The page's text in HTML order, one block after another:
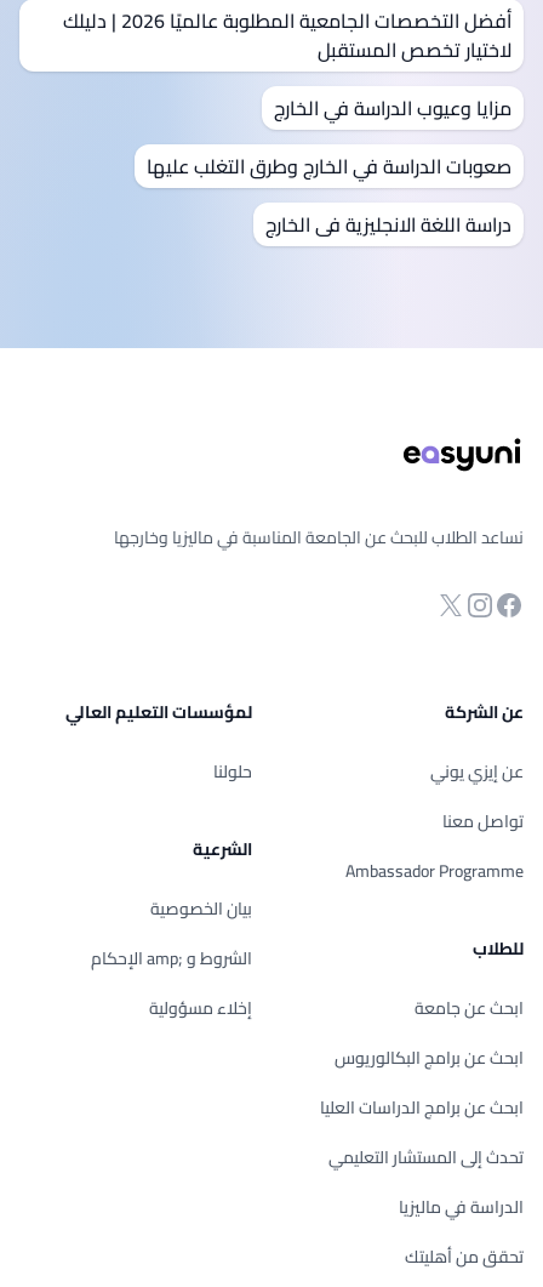
أفضل التخصصات الجامعية المطلوبة عالميًا 2026 | دليلك
لاختيار تخصص المستقبل
مزايا وعيوب الدراسة في الخارج
صعوبات الدراسة في الخارج وطرق التغلب عليها
دراسة اللغة الانجليزية فى الخارج
نساعد الطلاب للبحث عن الجامعة المناسبة في ماليزيا وخارجها
صفحة الفيسبوك
انستجرام
Twitter
عن الشركة
عن إيزي يوني
تواصل معنا
Ambassador Programme
للطلاب
ابحث عن جامعة
ابحث عن برامج البكالوريوس
ابحث عن برامج الدراسات العليا
تحدث إلى المستشار التعليمي
الدراسة في ماليزيا
تحقق من أهليتك
لمؤسسات التعليم العالي
حلولنا
الشرعية
بيان الخصوصية
الشروط و ;amp الإحكام
إخلاء مسؤولية